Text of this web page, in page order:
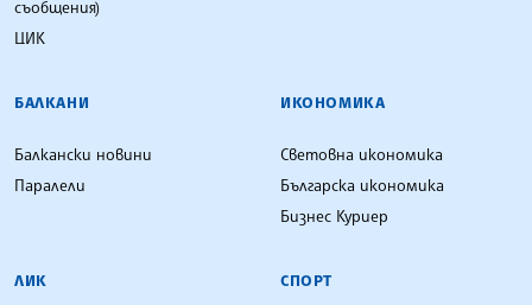
съобщения)
ЦИК
БАЛКАНИ
Балкански новини
Паралели
ИКОНОМИКА
Световна икономика
Българска икономика
Бизнес Куриер
ЛИК СПОРТ